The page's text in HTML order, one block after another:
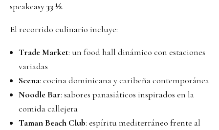
speakeasy33 ⅓.
El recorrido culinario incluye:
Trade Market: un food hall dinámico con estaciones
variadas
Scena: cocina dominicana y caribeña contemporánea
Noodle Bar: sabores panasiáticos inspirados en la
comida callejera
Taman Beach Club: espíritu mediterráneo frente al